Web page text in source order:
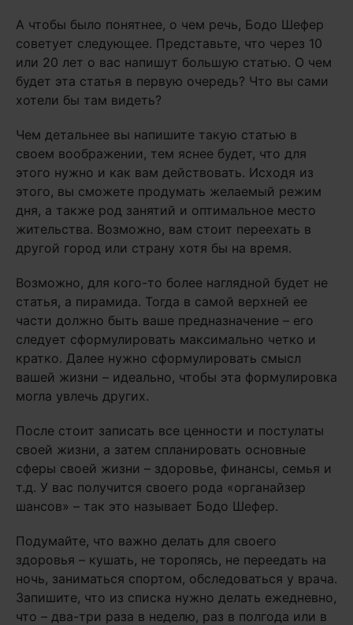
А чтобы было понятнее, о чем речь, Бодо Шефер
советует следующее. Представьте, что через 10
или 20 лет о вас напишут большую статью. О чем
будет эта статья в первую очередь? Что вы сами
хотели бы там видеть?
Чем детальнее вы напишите такую статью в
своем воображении, тем яснее будет, что для
этого нужно и как вам действовать. Исходя из
этого, вы сможете продумать желаемый режим
дня, а также род занятий и оптимальное место
жительства. Возможно, вам стоит переехать в
другой город или страну хотя бы на время.
Возможно, для кого-то более наглядной будет не
статья, а пирамида. Тогда в самой верхней ее
части должно быть ваше предназначение – его
следует сформулировать максимально четко и
кратко. Далее нужно сформулировать смысл
вашей жизни – идеально, чтобы эта формулировка
могла увлечь других.
После стоит записать все ценности и постулаты
своей жизни, а затем спланировать основные
сферы своей жизни – здоровье, финансы, семья и
т.д. У вас получится своего рода «органайзер
шансов» – так это называет Бодо Шефер.
Подумайте, что важно делать для своего
здоровья – кушать, не торопясь, не переедать на
ночь, заниматься спортом, обследоваться у врача.
Запишите, что из списка нужно делать ежедневно,
что – два-три раза в неделю, раз в полгода или в